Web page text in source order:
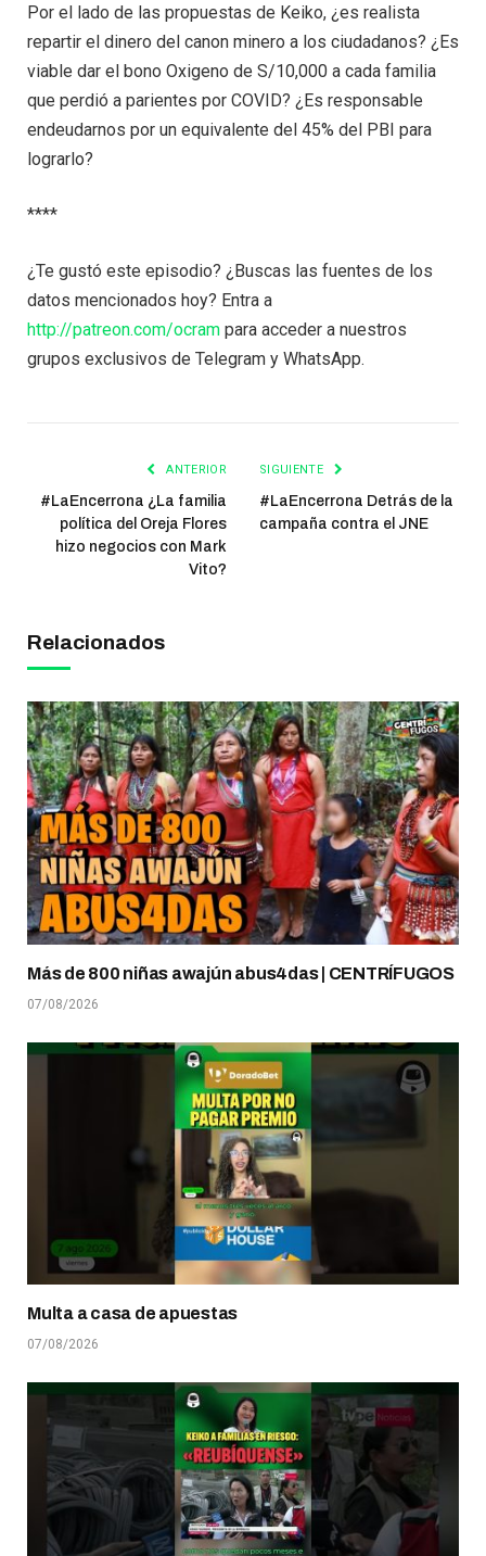
Por el lado de las propuestas de Keiko, ¿es realista
repartir el dinero del canon minero a los ciudadanos? ¿Es
viable dar el bono Oxigeno de S/10,000 a cada familia
que perdió a parientes por COVID? ¿Es responsable
endeudarnos por un equivalente del 45% del PBI para
lograrlo?
****
¿Te gustó este episodio? ¿Buscas las fuentes de los
datos mencionados hoy? Entra a
http://patreon.com/ocram para acceder a nuestros
grupos exclusivos de Telegram y WhatsApp.
ANTERIOR
#LaEncerrona ¿La familia
política del Oreja Flores
hizo negocios con Mark
Vito?
SIGUIENTE
#LaEncerrona Detrás de la
campaña contra el JNE
Relacionados
Más de 800 niñas awajún abus4das | CENTRÍFUGOS
07/08/2026
Multa a casa de apuestas
07/08/2026